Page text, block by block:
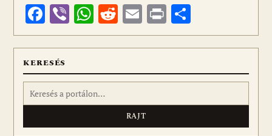
Facebook
ViberWhatsApp
Reddit
Email
Print
meg
KERESÉS
Keresés: